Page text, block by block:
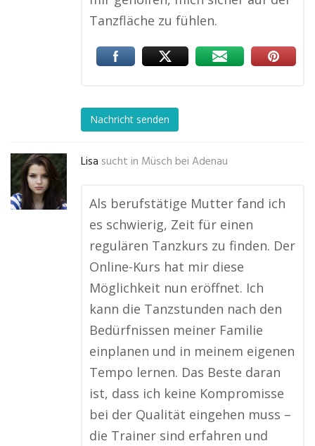
Tanzfläche zu fühlen.
Nachricht senden
Lisa sucht in Müsch bei Adenau
Als berufstätige Mutter fand ich
es schwierig, Zeit für einen
regulären Tanzkurs zu finden. Der
Online-Kurs hat mir diese
Möglichkeit nun eröffnet. Ich
kann die Tanzstunden nach den
Bedürfnissen meiner Familie
einplanen und in meinem eigenen
Tempo lernen. Das Beste daran
ist, dass ich keine Kompromisse
bei der Qualität eingehen muss –
die Trainer sind erfahren und